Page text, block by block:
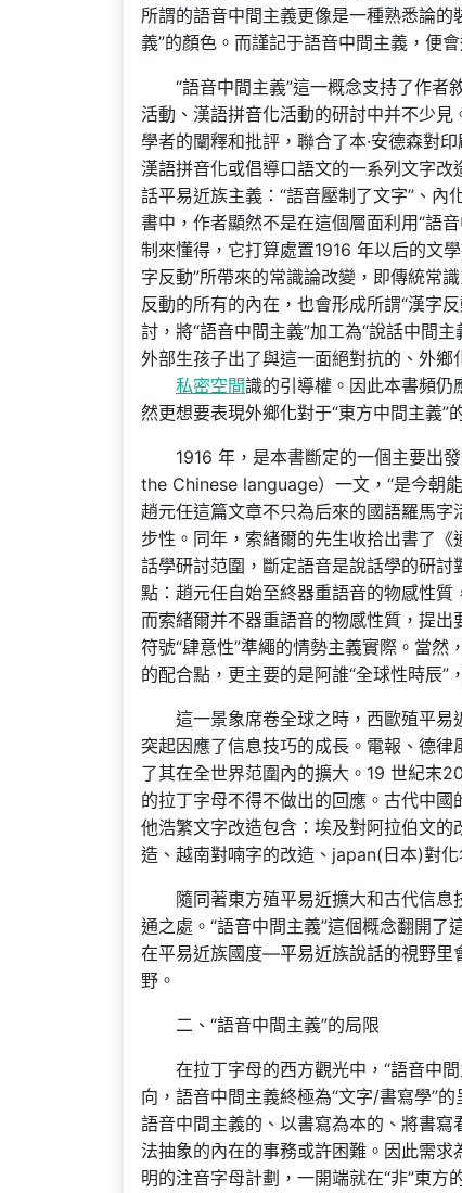
所謂的語音中間主義更像是一種熟悉論
義”的顏色。而謹記于語音中間主義，便
“語音中間主義”這一概念支持了作
活動、漢語拼音化活動的研討中并不少
學者的闡釋和批評，聯合了本·安德森對
漢語拼音化或倡導口語文的一系列文字
話平易近族主義：“語音壓制了文字”、
書中，作者顯然不是在這個層面利用“語
制來懂得，它打算處置1916 年以后的文
字反動”所帶來的常識論改變，即傳統常
反動的所有的內在，也會形成所謂“漢字
討，將“語音中間主義”加工為“說話中間
外部生孩子出了與這一面絕對抗的、外
私密空間識的引導權。因此本書頻仍
然更想要表現外鄉化對于“東方中間主義”
1916 年，是本書斷定的一個主要出
the Chinese language）一文，“是今朝
趙元任這篇文章不只為后來的國語羅馬
步性。同年，索緒爾的先生收拾出書了
話學研討范圍，斷定語音是說話學的研
點：趙元任自始至終器重語音的物感性質
而索緒爾并不器重語音的物感性質，提
符號“肆意性”準繩的情勢主義實際。當
的配合點，更主要的是阿誰“全球性時辰”
這一景象席卷全球之時，西歐殖平
突起因應了信息技巧的成長。電報、德
了其在全世界范圍內的擴大。19 世紀末
的拉丁字母不得不做出的回應。古代中
他浩繁文字改造包含：埃及對阿拉伯文
造、越南對喃字的改造、japan(日本)對
隨同著東方殖平易近擴大和古代信
通之處。“語音中間主義”這個概念翻開了
在平易近族國度—平易近族說話的視野
野。
二、“語音中間主義”的局限
在拉丁字母的西方觀光中，“語音中
向，語音中間主義終極為“文字/書寫學”
語音中間主義的、以書寫為本的、將書
法抽象的內在的事務或許困難。因此需
明的注音字母計劃，一開端就在“非”東